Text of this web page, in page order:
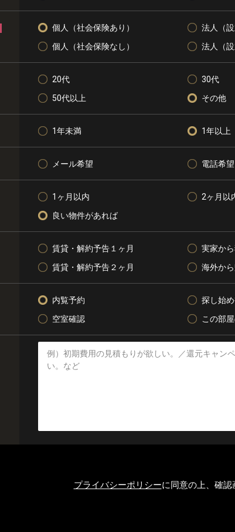
個人（社会保険あり） 法人（設
個人（社会保険なし）
法人（設
20代 30代
50代以上
その他
1年未満 1年以上
メール希望 電話希望
1ヶ月以内 2ヶ月以
良い物件があれば
賃貸・解約予告１ヶ月 実家か
賃貸・解約予告２ヶ月
海外か
内覧予約 探し始
空室確認
この部
プライバシーポリシーに同意の上、確認